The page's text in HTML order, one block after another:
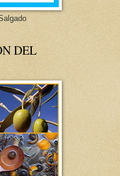
DEL